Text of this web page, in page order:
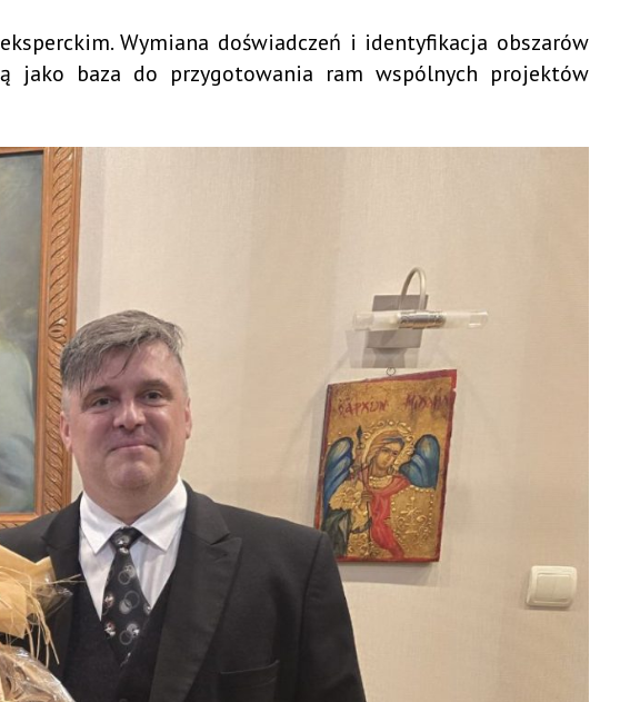
Wymiana doświadczeń i identyfikacja obszarów
jako baza do przygotowania ram wspólnych projektów